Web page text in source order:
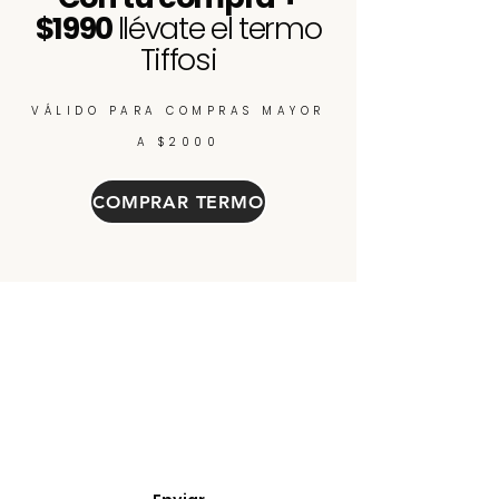
$1990llévate el termo
Tiffosi
VÁLIDO PARA COMPRAS MAYOR
A $2000
COMPRAR TERMO